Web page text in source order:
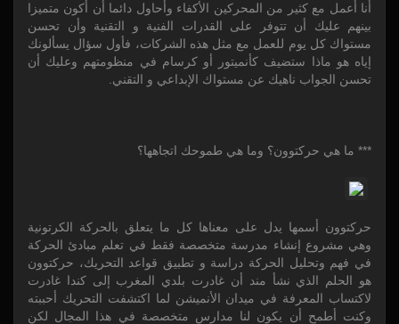
أنا أعمل مع كثير من المحركين الأكفاء وأحاول دائما أن أكون متميزا
بينهم عليك أن تتوفر على القدرات الفنية و التقنية وأن تحسن
مستواك كل يوم للعمل مع مثل هذه الشركات، فأول سؤال يسألونك
إياه هو ماذا ستضيف كأنميتور أو كرسام في منظومتهم وعليك أن
تحسن الجواب ناهيك عن مستواك الإبداعي و التقني.
*** ما هي حركتوون؟ وما هي طموحك اتجاهها؟
حركتوون أسمها يدل على معناها كل ما يتعلق بالحركة الكرتونية
وهي مشروع إنشاء مدرسة متخصصة فقط في تعلم مبادئ الحركة
في فهم وتحليل الحركة دراسة و تطبيق قواعد التحريك، حركتوون
هو الحلم الذي نشأ مند أن غادرت بلدي المغرب إلى كندا غادرت
لاكتساب المعرفة في ميدان الأنميشن لما اكتشفت التحريك أحببته
وكنت أطمح أن يكون لنا مدارس متخصصة في هذا المجال لكن